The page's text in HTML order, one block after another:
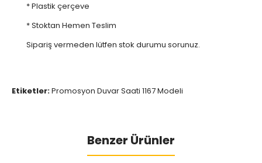
* Plastik çerçeve
* Stoktan Hemen Teslim
Sipariş vermeden lütfen stok durumu sorunuz.
Etiketler:Promosyon Duvar Saati 1167 Modeli
Benzer Ürünler